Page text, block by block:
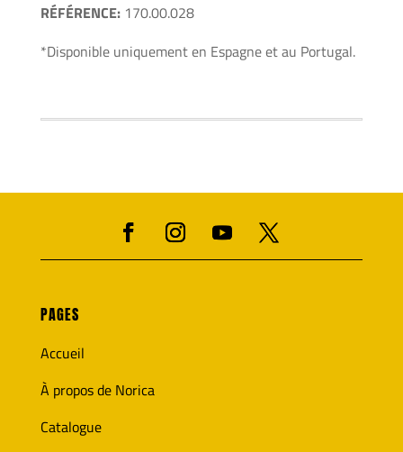
RÉFÉRENCE:170.00.028
*Disponible uniquement en Espagne et au Portugal.
PAGES
Accueil
À propos de Norica
Catalogue